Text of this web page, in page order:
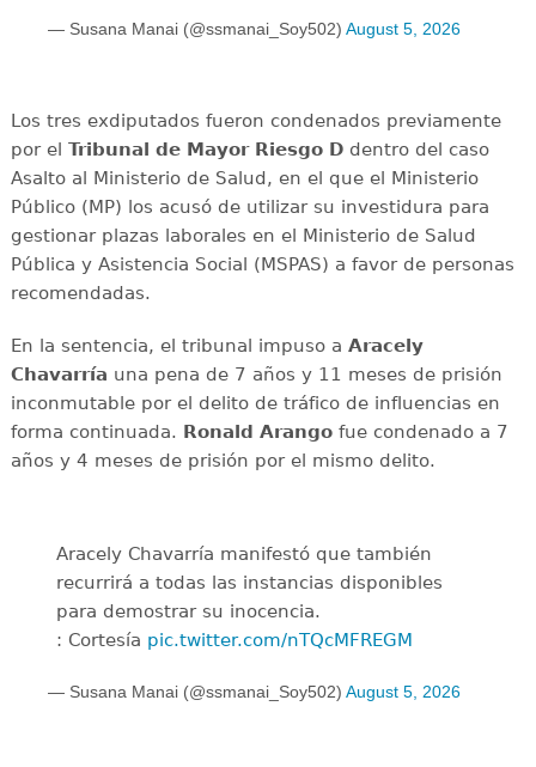
— Susana Manai (@ssmanai_Soy502) August 5, 2026
Los tres exdiputados fueron condenados previamente
por el Tribunal de Mayor Riesgo Ddentro del caso
Asalto al Ministerio de Salud, en el que el Ministerio
Público (MP) los acusó de utilizar su investidura para
gestionar plazas laborales en el Ministerio de Salud
Pública y Asistencia Social (MSPAS) a favor de personas
recomendadas.
En la sentencia, el tribunal impuso a Aracely
Chavarría una pena de 7 años y 11 meses de prisión
inconmutable por el delito de tráfico de influencias en
forma continuada. Ronald Arangofue condenado a 7
años y 4 meses de prisión por el mismo delito.
Aracely Chavarría manifestó que también
recurrirá a todas las instancias disponibles
para demostrar su inocencia.
: Cortesía pic.twitter.com/nTQcMFREGM
— Susana Manai (@ssmanai_Soy502) August 5, 2026